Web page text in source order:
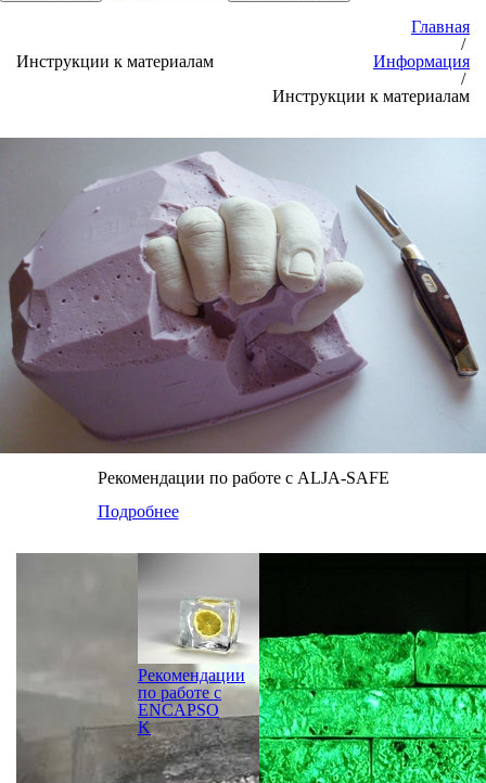
Инструкции к материалам
Главная
/
Информация
/
Инструкции к материалам
Рекомендации по работе с ALJA-SAFE
Подробнее
Рекомендации
по работе с
ENCAPSO
K